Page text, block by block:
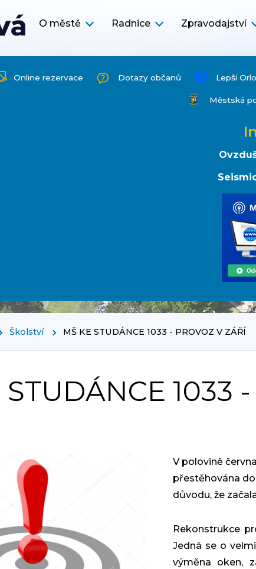
O městě Radnice Zpravodajství
Online rezervace Dotazy občanů Lepší
Městská
Školství MŠ KE STUDÁNCE 1033 - PROVOZ V ZÁŘÍ
STUDÁNCE 1033
V polovině
přestěhována do
důvodu, že
Rekonstrukce
Jedná se o
výměna oken,